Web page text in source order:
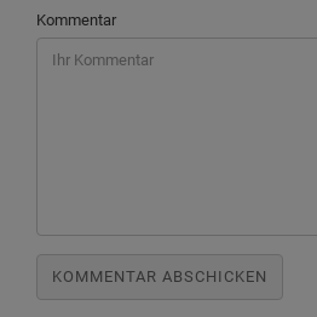
Kommentar